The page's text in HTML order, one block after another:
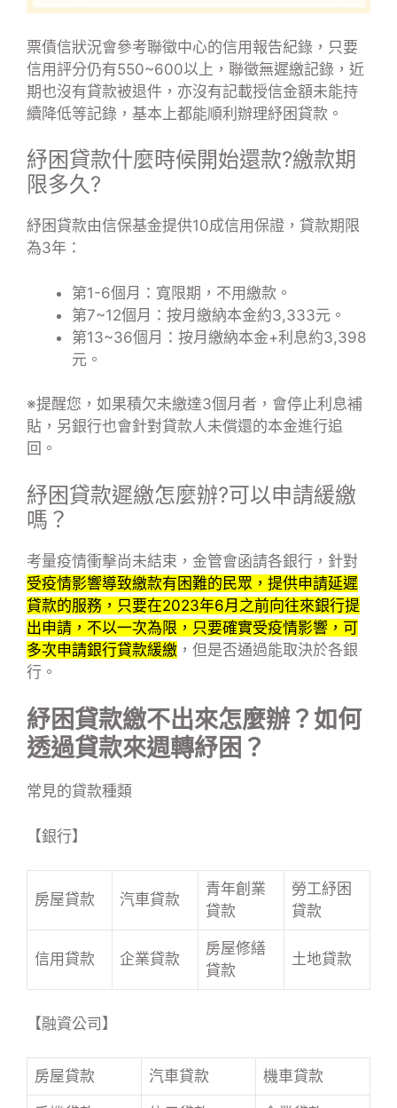
票債信狀況會參考聯徵中心的信用報告紀錄，只要
信用評分仍有550~600以上，聯徵無遲繳記錄，近
期也沒有貸款被退件，亦沒有記載授信金額未能持
續降低等記錄，基本上都能順利辦理紓困貸款。
紓困貸款什麼時候開始還款?繳款期
限多久?
紓困貸款由信保基金提供10成信用保證，貸款期限
為3年：
第1-6個月：寬限期，不用繳款。
第7~12個月：按月繳納本金約3,333元。
第13~36個月：按月繳納本金+利息約3,398
元。
※提醒您，如果積欠未繳達3個月者，會停止利息補
貼，另銀行也會針對貸款人未償還的本金進行追
回。
紓困貸款遲繳怎麼辦?可以申請緩繳
嗎？
考量疫情衝擊尚未結束，金管會函請各銀行，針對
受疫情影響導致繳款有困難的民眾，提供申請延遲
貸款的服務，只要在2023年6月之前向往來銀行提
出申請，不以一次為限，只要確實受疫情影響，可
多次申請銀行貸款緩繳 ，但是否通過能取決於各銀
行。
紓困貸款繳不出來怎麼辦？如何
透過貸款來週轉紓困？
常見的貸款種類
【銀行】
房屋貸款 汽車貸款
青年創業
貸款
勞工紓困
貸款
信用貸款 企業貸款
房屋修繕
貸款
土地貸款
【融資公司】
房屋貸款 汽車貸款 機車貸款